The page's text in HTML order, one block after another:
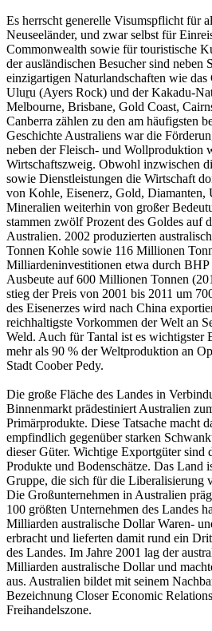
Es herrscht generelle Visumspflicht für
Neuseeländer, und zwar selbst für
Commonwealth sowie für touristische
der ausländischen Besucher sind neben
einzigartigen Naturlandschaften wie
Uluṟu (Ayers Rock) und der Kakadu-
Melbourne, Brisbane, Gold Coast,
Canberra zählen zu den am häufigsten
Geschichte Australiens war die
neben der Fleisch- und Wollproduktion
Wirtschaftszweig. Obwohl inzwischen
sowie Dienstleistungen die Wirtschaft
von Kohle, Eisenerz, Gold, Diamanten,
Mineralien weiterhin von großer
stammen zwölf Prozent des Goldes auf
Australien. 2002 produzierten
Tonnen Kohle sowie 116 Millionen
Milliardeninvestitionen etwa durch
Ausbeute auf 600 Millionen Tonnen
stieg der Preis von 2001 bis 2011 um
des Eisenerzes wird nach China
reichhaltigste Vorkommen der Welt an
Weld. Auch für Tantal ist es wichtigster
mehr als 90 % der Weltproduktion an
Stadt Coober Pedy.
Die große Fläche des Landes in
Binnenmarkt prädestiniert Australien
Primärprodukte. Diese Tatsache macht
empfindlich gegenüber starken
dieser Güter. Wichtige Exportgüter sind
Produkte und Bodenschätze. Das Land
Gruppe, die sich für die Liberalisierung
Die Großunternehmen in Australien
100 größten Unternehmen des Landes
Milliarden australische Dollar Waren-
erbracht und lieferten damit rund ein
des Landes. Im Jahre 2001 lag der
Milliarden australische Dollar und
aus. Australien bildet mit seinem
Bezeichnung Closer Economic
Freihandelszone.